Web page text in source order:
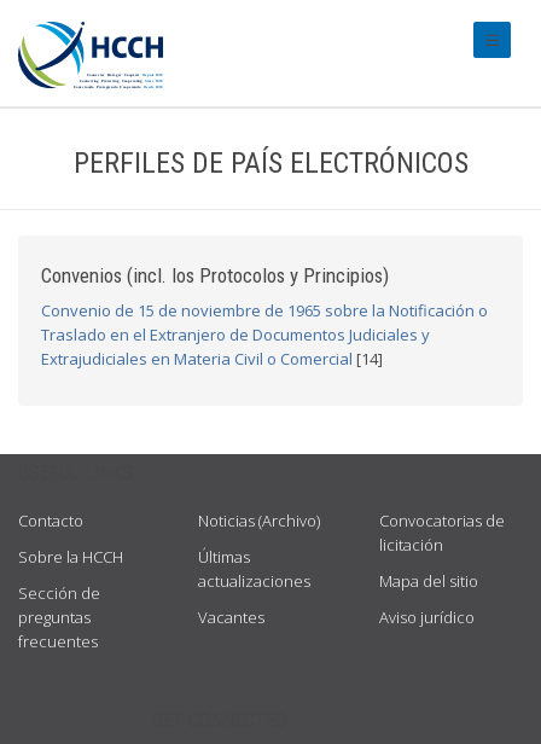
PERFILES DE PAÍS ELECTRÓNICOS
Convenios (incl. los Protocolos y Principios)
Convenio de 15 de noviembre de 1965 sobre la Notificación o
Traslado en el Extranjero de Documentos Judiciales y
Extrajudiciales en Materia Civil o Comercial [14]
Contacto
Sobre la HCCH
Sección de
preguntas
frecuentes
Noticias (Archivo)
Últimas
actualizaciones
Vacantes
Convocatorias de
licitación
Mapa del sitio
Aviso jurídico